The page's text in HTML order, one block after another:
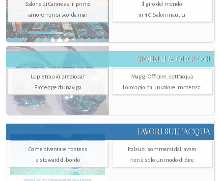
Salone di Canness, il primo
amore non si scorda mai
Il giro del mondo
in 40 Saloni nautici
GIOIELLI & OROLOGI
La pietra più preziosa?
Protegge chi naviga
Maggi Officine, sott’acqua
l'orologio ha un valore immenso
LAVORI SULL’ACQUA
Come diventare hostess
e steward di bordo
Italsub: sommersi dal lavoro
non è solo un modo di dire